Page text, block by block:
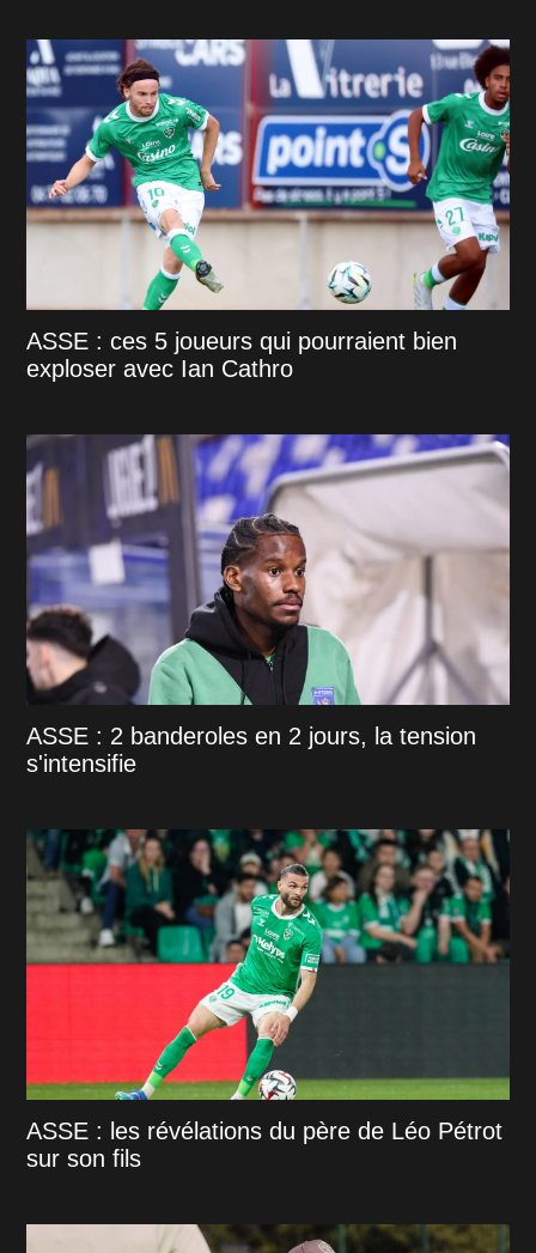
ASSE : ces 5 joueurs qui pourraient bien
exploser avec Ian Cathro
ASSE : 2 banderoles en 2 jours, la tension
s'intensifie
ASSE : les révélations du père de Léo Pétrot
sur son fils